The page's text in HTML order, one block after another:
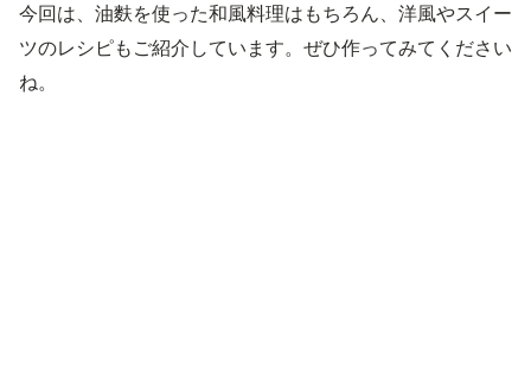
今回は、油麩を使った和風料理はもちろん、洋風やスイー
ツのレシピもご紹介しています。ぜひ作ってみてください
ね。